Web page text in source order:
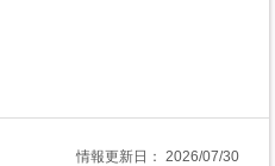
情報更新日： 2026/07/30